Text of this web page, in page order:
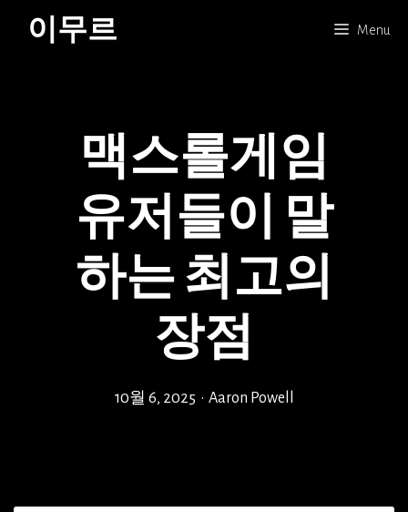
이무르 Menu
맥스롤게임
유저들이 말
하는 최고의
장점
10월 6, 2025 • Aaron Powell